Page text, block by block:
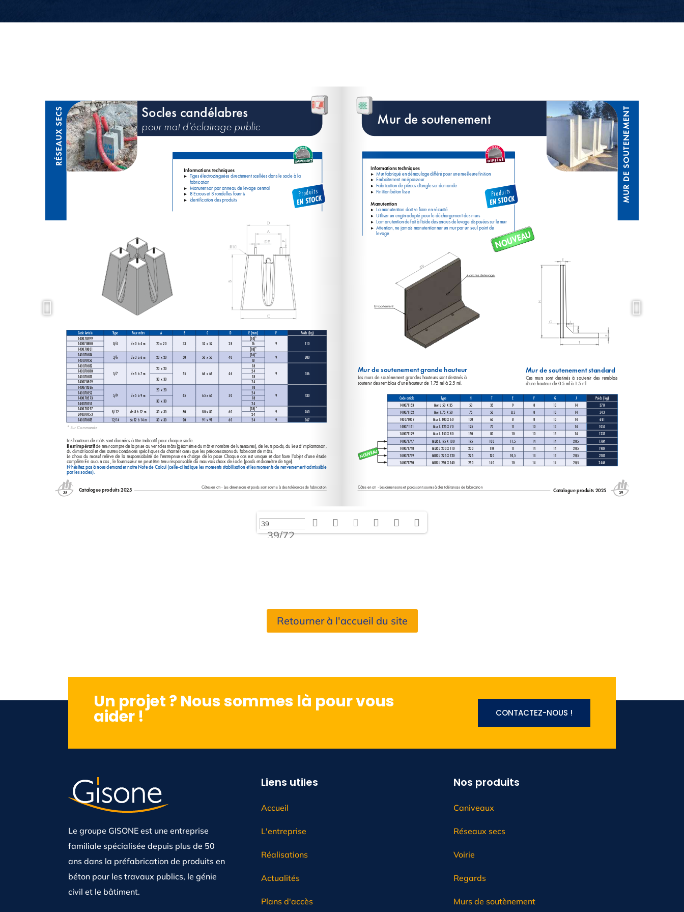
39/72
Retourner à l'accueil du site
Un projet ? Nous sommes là pour vous
aider ! CONTACTEZ-NOUS !
Le groupe GISONE est une entreprise
familiale spécialisée depuis plus de 50
ans dans la préfabrication de produits en
béton pour les travaux publics, le génie
civil et le bâtiment.
Liens utiles
Accueil
L'entreprise
Réalisations
Actualités
Plans d'accès
Nos produits
Caniveaux
Réseaux secs
Voirie
Regards
Murs de soutènement